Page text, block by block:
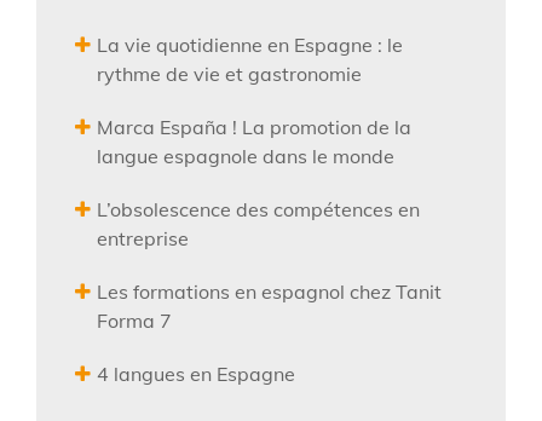
La vie quotidienne en Espagne : le
rythme de vie et gastronomie
Marca España ! La promotion de la
langue espagnole dans le monde
L’obsolescence des compétences en
entreprise
Les formations en espagnol chez Tanit
Forma 7
4 langues en Espagne